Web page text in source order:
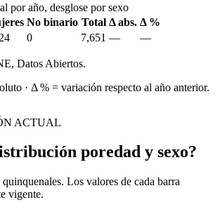
por año, desglose por sexo
No binario Total Δ abs. Δ %
0 7,651 — —
Datos Abiertos.
· Δ % = variación respecto al año anterior.
ACTUAL
poredad y sexo?
Los valores de cada barra
vigente.